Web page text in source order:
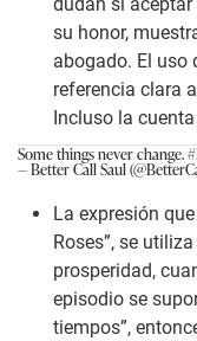
dudan si
su honor,
abogado. El uso
referencia clara
Incluso la
Some things never change.
— Better Call Saul
La expresión
Roses”, se
prosperidad,
episodio se
tiempos”,